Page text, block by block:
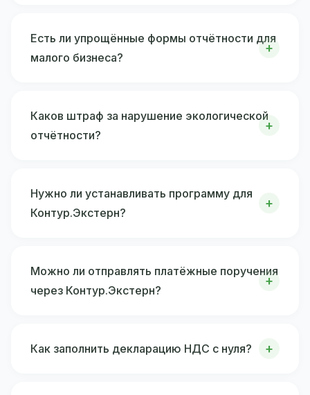
Есть ли упрощённые формы отчётности для
малого бизнеса?
Каков штраф за нарушение экологической
отчётности?
Нужно ли устанавливать программу для
Контур.Экстерн?
Можно ли отправлять платёжные поручения
через Контур.Экстерн?
Как заполнить декларацию НДС с нуля?